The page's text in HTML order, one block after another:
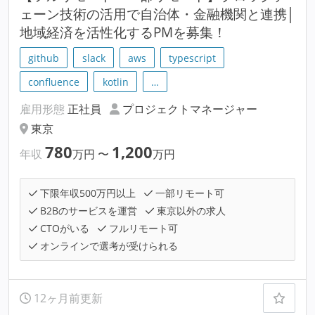
ェーン技術の活用で自治体・金融機関と連携│
地域経済を活性化するPMを募集！
github slack aws
typescript
confluence
kotlin …
雇用形態 正社員
プロジェクトマネージャー
東京
年収 780万円 〜 1,200万円
下限年収500万円以上
一部リモート可
B2Bのサービスを運営
東京以外の求人
CTOがいる
フルリモート可
オンラインで選考が受けられる
12ヶ月前更新